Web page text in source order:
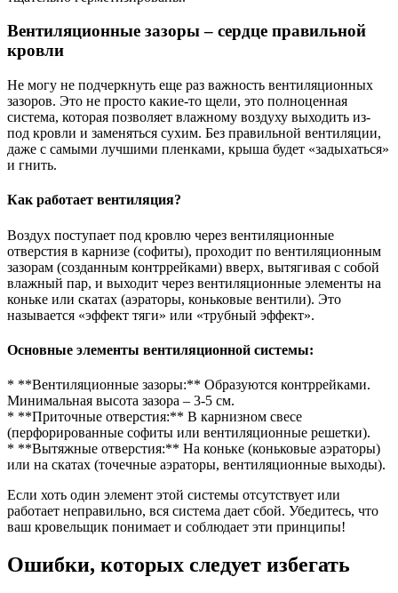
Вентиляционные зазоры – сердце правильной
кровли
Не могу не подчеркнуть еще раз важность вентиляционных
зазоров. Это не просто какие-то щели, это полноценная
система, которая позволяет влажному воздуху выходить из-
под кровли и заменяться сухим. Без правильной вентиляции,
даже с самыми лучшими пленками, крыша будет «задыхаться»
и гнить.
Как работает вентиляция?
Воздух поступает под кровлю через вентиляционные
отверстия в карнизе (софиты), проходит по вентиляционным
зазорам (созданным контррейками) вверх, вытягивая с собой
влажный пар, и выходит через вентиляционные элементы на
коньке или скатах (аэраторы, коньковые вентили). Это
называется «эффект тяги» или «трубный эффект».
Основные элементы вентиляционной системы:
* **Вентиляционные зазоры:** Образуются контррейками.
Минимальная высота зазора – 3-5 см.
* **Приточные отверстия:** В карнизном свесе
(перфорированные софиты или вентиляционные решетки).
* **Вытяжные отверстия:** На коньке (коньковые аэраторы)
или на скатах (точечные аэраторы, вентиляционные выходы).
Если хоть один элемент этой системы отсутствует или
работает неправильно, вся система дает сбой. Убедитесь, что
ваш кровельщик понимает и соблюдает эти принципы!
Ошибки, которых следует избегать